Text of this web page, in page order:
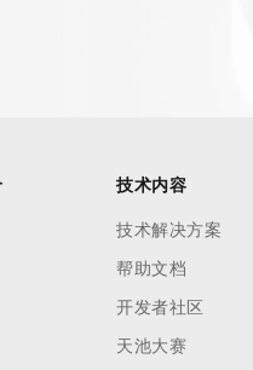
and
abide
only
Data
技术内容
技术解决方案
帮助文档
开发者社区
天池大赛